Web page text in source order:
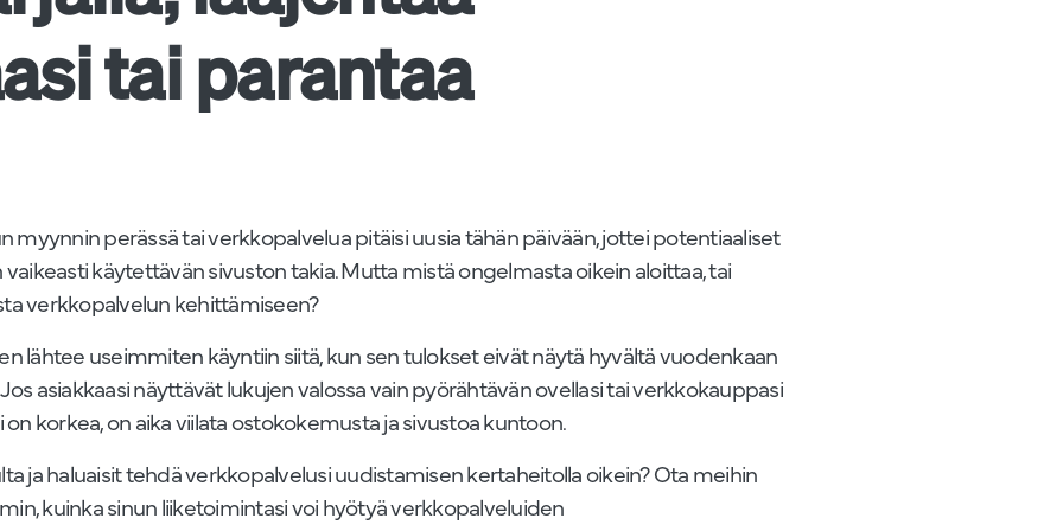
tai parantaa
myynnin perässä tai verkkopalvelua pitäisi uusia tähän päivään, jottei potentiaaliset
käytettävän sivuston takia. Mutta mistä ongelmasta oikein aloittaa, tai
verkkopalvelun kehittämiseen?
lähtee useimmiten käyntiin siitä, kun sen tulokset eivät näytä hyvältä vuodenkaan
asiakkaasi näyttävät lukujen valossa vain pyörähtävän ovellasi tai verkkokauppasi
korkea, on aika viilata ostokokemusta ja sivustoa kuntoon.
ja haluaisit tehdä verkkopalvelusi uudistamisen kertaheitolla oikein? Ota meihin
kuinka sinun liiketoimintasi voi hyötyä verkkopalveluiden